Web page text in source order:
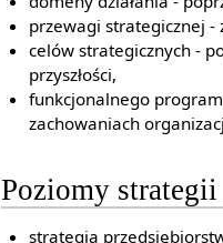
przewagi strategicznej -
celów strategicznych -
przyszłości,
funkcjonalnego
zachowaniach
Poziomy strategii
strategia